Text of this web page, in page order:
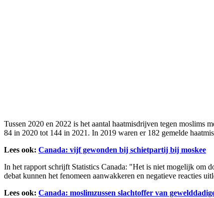
Tussen 2020 en 2022 is het aantal haatmisdrijven tegen moslims
84 in 2020 tot 144 in 2021. In 2019 waren er 182 gemelde
Lees ook: Canada: vijf gewonden bij schietpartij bij moskee
In het rapport schrijft Statistics Canada: "Het is niet mogelijk om
debat kunnen het fenomeen aanwakkeren en negatieve reacties
Lees ook: Canada: moslimzussen slachtoffer van